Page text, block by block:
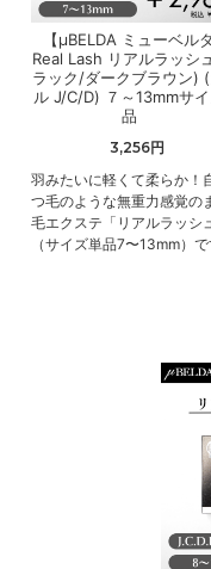
【μBELDA ミューベルダ
Real Lash リアルラッシ
ラック/ダークブラウン)
ル J/C/D) ７～13mmサ
品
3,256円
羽みたいに軽くて柔らか！
つ毛のような無重力感覚の
毛エクステ「リアルラッシ
（サイズ単品7〜13mm）で